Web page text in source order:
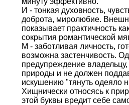
И - тонкая духовность,
доброта, миролюбие.
показывает практичность
сокрытия романтической
М - заботливая личность,
возможна застенчивость.
предупреждение владельцу,
природы и не должен
искушению "тянуть одеяло
Хищнически относясь к
этой буквы вредит себе